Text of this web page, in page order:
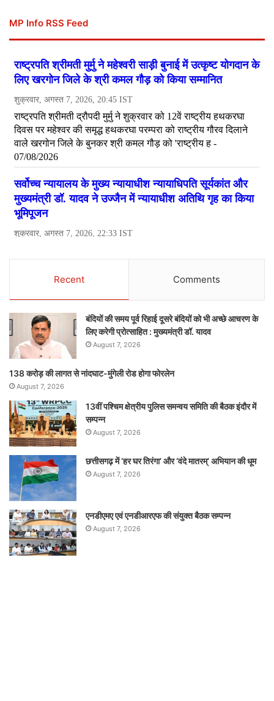
MP Info RSS Feed
Recent Comments
बंदियों की समय पूर्व रिहाई दूसरे बंदियों को भी अच्छे आचरण के
लिए करेगी प्रोत्साहित : मुख्यमंत्री डॉ. यादव
August 7, 2026
138 करोड़ की लागत से नांदघाट-मुंगेली रोड होगा फोरलेन
August 7, 2026
13वीं पश्चिम क्षेत्रीय पुलिस समन्वय समिति की बैठक इंदौर में
सम्पन्न
August 7, 2026
छत्तीसगढ़ में ‘हर घर तिरंगा’ और ‘वंदे मातरम्’ अभियान की धूम
August 7, 2026
एनडीएमए एवं एनडीआरएफ की संयुक्त बैठक सम्पन्न
August 7, 2026